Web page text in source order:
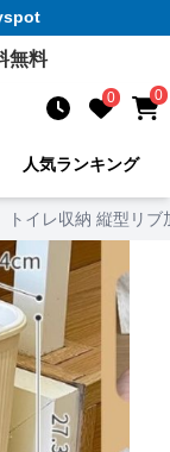
無料
0 0
人気ランキング
トイレ収納 縦型リ